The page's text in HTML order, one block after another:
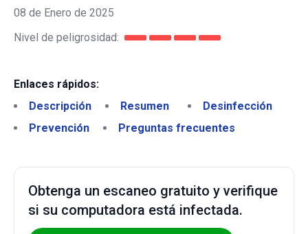
08 de Enero de 2025
Nivel de peligrosidad:
Enlaces rápidos:
Descripción
Resumen
Desinfección
Prevención
Preguntas frecuentes
Obtenga un escaneo gratuito y verifique
si su computadora está infectada.